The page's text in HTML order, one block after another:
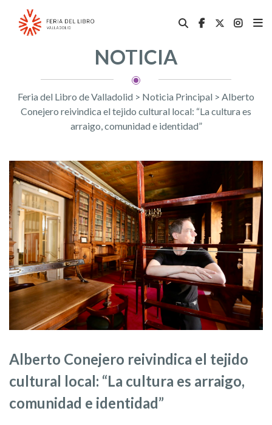
NOTICIA
Feria del Libro de Valladolid > Noticia Principal > Alberto
Conejero reivindica el tejido cultural local: “La cultura es
arraigo, comunidad e identidad”
Alberto Conejero reivindica el tejido
cultural local: “La cultura es arraigo,
comunidad e identidad”